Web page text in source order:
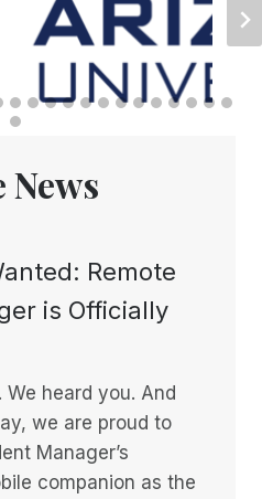
News
Remote
is Officially
heard you. And
we are proud to
Manager’s
companion as the